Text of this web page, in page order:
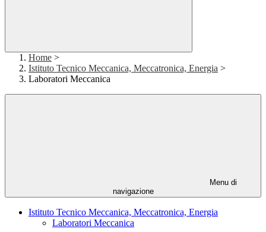
Home >
Istituto Tecnico Meccanica, Meccatronica, Energia >
Laboratori Meccanica
Menu di
navigazione
Istituto Tecnico Meccanica, Meccatronica, Energia
Laboratori Meccanica